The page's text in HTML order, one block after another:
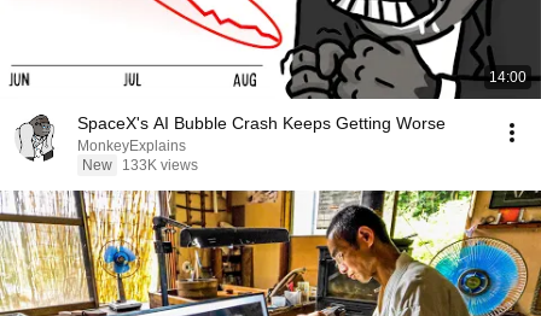
14:00
SpaceX's AI Bubble Crash Keeps Getting Worse
MonkeyExplains
New
133K views